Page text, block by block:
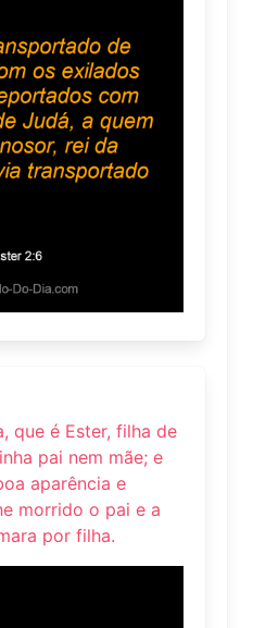
que é Ester, filha de
pai nem mãe; e
aparência e
morrido o pai e a
por filha.